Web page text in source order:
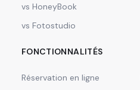
vs HoneyBook
vs Fotostudio
FONCTIONNALITÉS
Réservation en ligne